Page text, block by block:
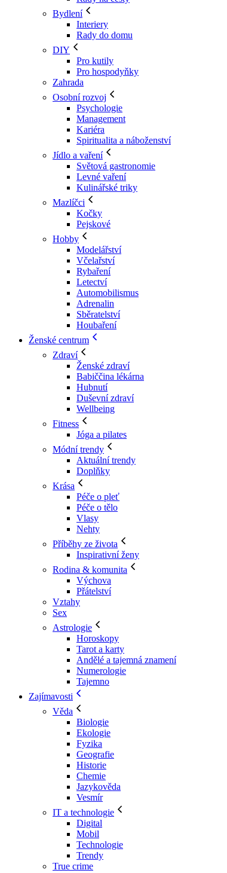
Bydlení
Interiery
Rady do domu
DIY
Pro kutily
Pro hospodyňky
Zahrada
Osobní rozvoj
Psychologie
Management
Kariéra
Spiritualita a náboženství
Jídlo a vaření
Světová gastronomie
Levné vaření
Kulinářské triky
Mazlíčci
Kočky
Pejskové
Hobby
Modelářství
Včelařství
Rybaření
Letectví
Automobilismus
Adrenalin
Sběratelství
Houbaření
Ženské centrum
Zdraví
Ženské zdraví
Babiččina lékárna
Hubnutí
Duševní zdraví
Wellbeing
Fitness
Jóga a pilates
Módní trendy
Aktuální trendy
Doplňky
Krása
Péče o pleť
Péče o tělo
Vlasy
Nehty
Příběhy ze života
Inspirativní ženy
Rodina & komunita
Výchova
Přátelství
Vztahy
Sex
Astrologie
Horoskopy
Tarot a karty
Andělé a tajemná znamení
Numerologie
Tajemno
Zajímavosti
Věda
Biologie
Ekologie
Fyzika
Geografie
Historie
Chemie
Jazykověda
Vesmír
IT a technologie
Digital
Mobil
Technologie
Trendy
True crime